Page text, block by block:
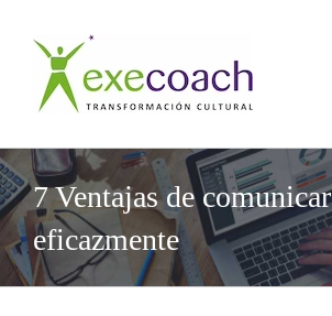
contenido
7 Ventajas de comunicar
eficazmente